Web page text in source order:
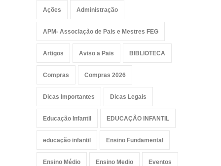
Ações Administração
APM- Associação de Pais e Mestres FEG
Artigos Aviso a Pais BIBLIOTECA
Compras Compras 2026
Dicas Importantes Dicas Legais
Educação Infantil EDUCAÇÃO INFANTIL
educação infantil Ensino Fundamental
Ensino Médio Ensino Medio Eventos